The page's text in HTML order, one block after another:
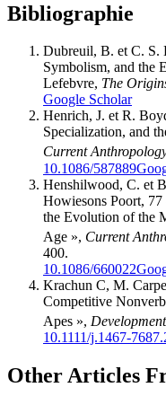
Bibliographie
Dubreuil, B. et C. S.
Symbolism, and the
Lefebvre, The
Google Scholar
Henrich, J. et R.
Specialization, and
Current
10.1086/587889
Henshilwood, C. et
Howiesons Poort,
the Evolution of the
Age », Current
400.
10.1086/660022
Krachun C, M.
Competitive
Apes »,
10.1111/j.1467-
Other Articles